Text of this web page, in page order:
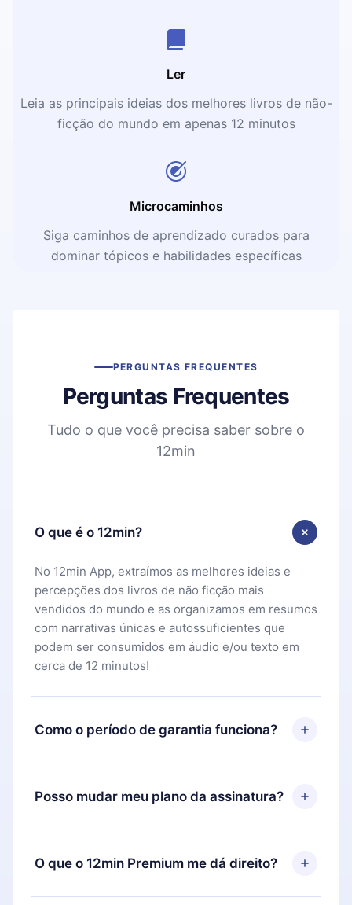
Ler
Leia as principais ideias dos melhores livros de não-
ficção do mundo em apenas 12 minutos
Microcaminhos
Siga caminhos de aprendizado curados para
dominar tópicos e habilidades específicas
PERGUNTAS FREQUENTES
Perguntas Frequentes
Tudo o que você precisa saber sobre o
12min
O que é o 12min?
No 12min App, extraímos as melhores ideias e
percepções dos livros de não ficção mais
vendidos do mundo e as organizamos em resumos
com narrativas únicas e autossuficientes que
podem ser consumidos em áudio e/ou texto em
cerca de 12 minutos!
Como o período de garantia funciona?
Você pode baixar nosso aplicativo e começar a
aproveitar nossa biblioteca. Se por algum motivo
não ficar satisfeito com nossa plataforma, basta
e solicitar o reembolso do valor. Você receberá
Posso mudar meu plano da assinatura?
Sim, mas a mudança só se aplicará a partir do
próximo período de cobrança. Por exemplo, se
você decidiu mudar sua assinatura mensal para
O que o 12min Premium me dá direito?